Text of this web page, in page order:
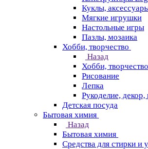
Куклы,
Мягкие игрушки
Настольные игры
Пазлы, мозаика
Хобби, творчество
Назад
Хобби, творчество
Рисование
Лепка
Рукоделие, декор,
Детская посуда
Бытовая химия
Назад
Бытовая химия
Средства для стирки и